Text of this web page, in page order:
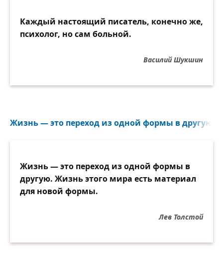
Каждый настоящий писатель, конечно же,
психолог, но сам больной.
Василий Шукшин
Жизнь — это переход из одной формы в другую.
Жизнь — это переход из одной формы в
другую. Жизнь этого мира есть материал
для новой формы.
Лев Толстой